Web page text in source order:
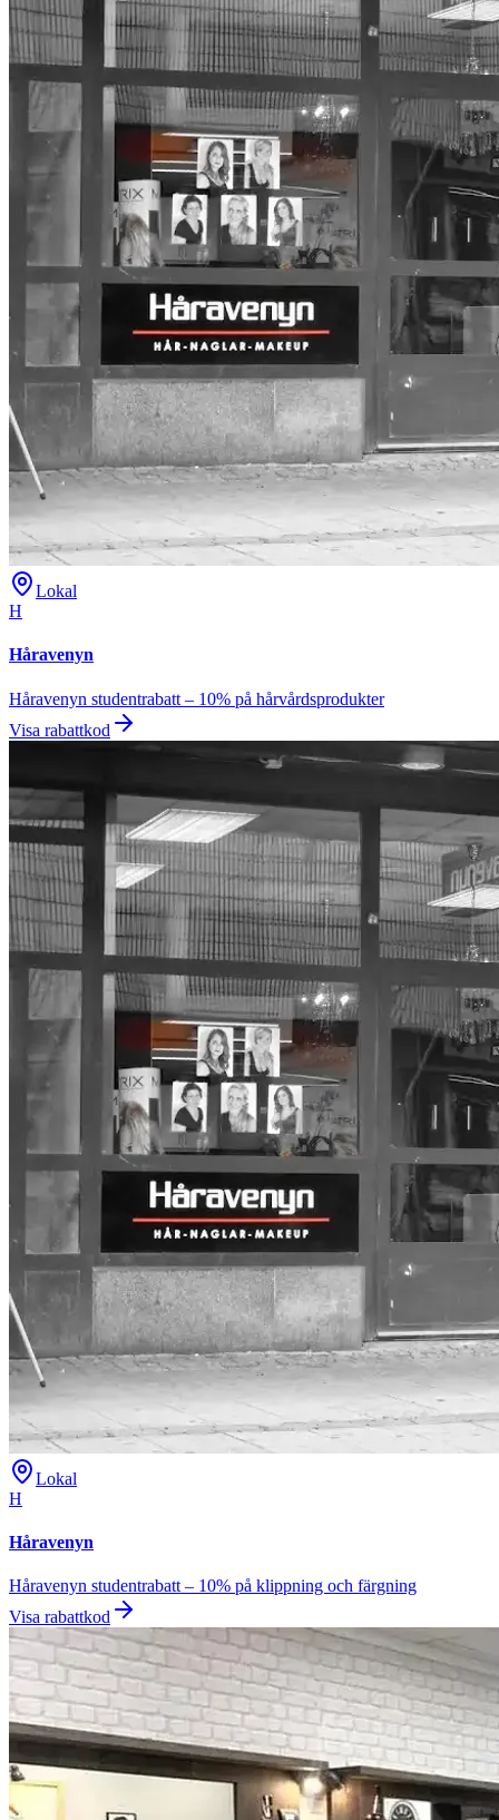
Lokal
H
Håravenyn
Håravenyn studentrabatt – 10% på hårvårdsprodukter
Visa rabattkod
Lokal
H
Håravenyn
Håravenyn studentrabatt – 10% på klippning och färgning
Visa rabattkod